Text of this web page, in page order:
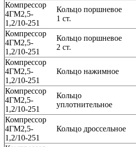
Компрессор
4ГМ2,5-
1,2/10-251
Кольцо поршневое
1 ст.
Компрессор
4ГМ2,5-
1,2/10-251
Кольцо поршневое
2 ст.
Компрессор
4ГМ2,5-
1,2/10-251
Кольцо нажимное
Компрессор
4ГМ2,5-
1,2/10-251
Кольцо
уплотнительное
Компрессор
4ГМ2,5-
1,2/10-251
Кольцо дроссельное